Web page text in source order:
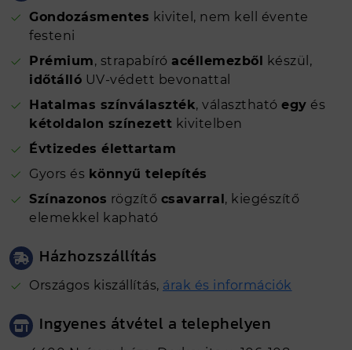
Gondozásmentes kivitel, nem kell évente
festeni
Prémium, strapabíró acéllemezből készül,
időtálló UV-védett bevonattal
Hatalmas színválaszték, választható egy és
kétoldalon színezett kivitelben
Évtizedes élettartam
Gyors és könnyű telepítés
Színazonos rögzítő csavarral, kiegészítő
elemekkel kapható
Házhozszállítás
Országos kiszállítás, árak és információk
Ingyenes átvétel a telephelyen